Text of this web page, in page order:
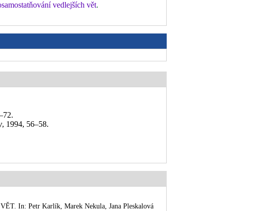
vedlejších vět.
.
, 1994, 56–58.
In: Petr Karlík, Marek Nekula, Jana Pleskalová